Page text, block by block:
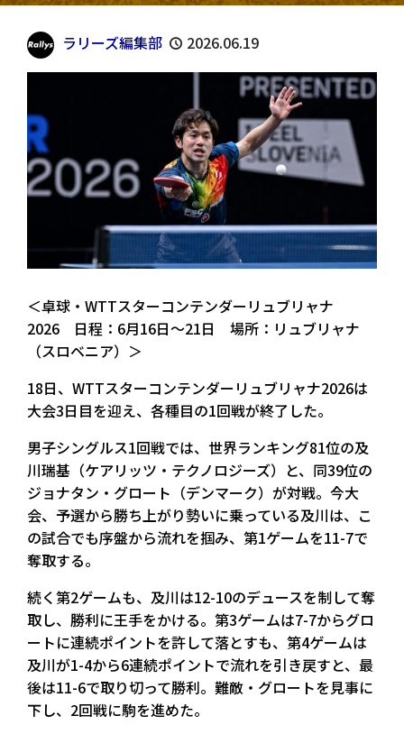
ラリーズ編集部 2026.06.19
＜卓球・WTTスターコンテンダーリュブリャナ
2026 日程：6月16日～21日 場所：リュブリャナ
（スロベニア）＞
18日、WTTスターコンテンダーリュブリャナ2026は
大会3日目を迎え、各種目の1回戦が終了した。
男子シングルス1回戦では、世界ランキング81位の及
川瑞基（ケアリッツ・テクノロジーズ）と、同39位の
ジョナタン・グロート（デンマーク）が対戦。今大
会、予選から勝ち上がり勢いに乗っている及川は、こ
の試合でも序盤から流れを掴み、第1ゲームを11-7で
奪取する。
続く第2ゲームも、及川は12-10のデュースを制して奪
取し、勝利に王手をかける。第3ゲームは7-7からグロ
ートに連続ポイントを許して落とすも、第4ゲームは
及川が1-4から6連続ポイントで流れを引き戻すと、最
後は11-6で取り切って勝利。難敵・グロートを見事に
下し、2回戦に駒を進めた。